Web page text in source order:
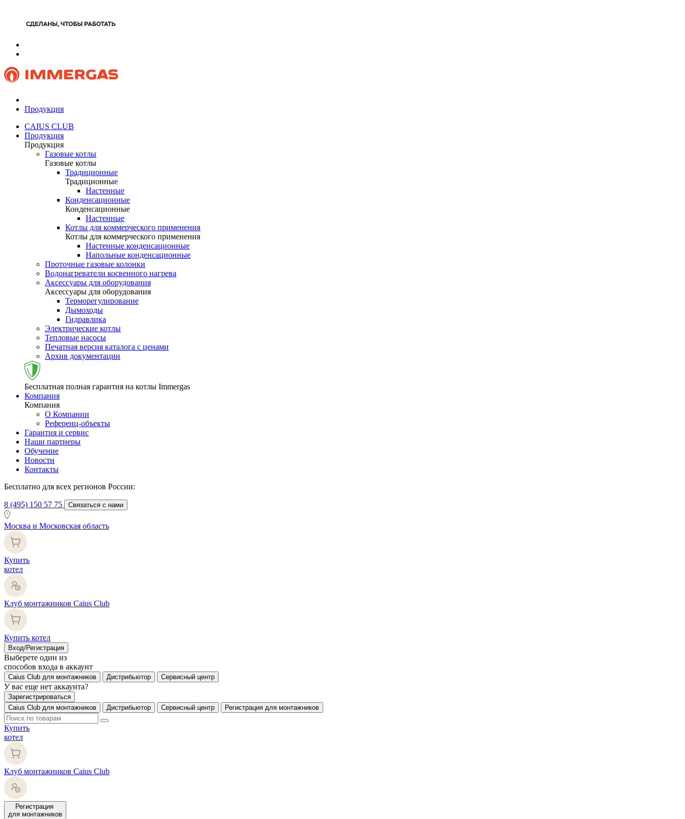
Продукция
CAIUS CLUB
Продукция
Продукция
Газовые котлы
Газовые котлы
Традиционные
Традиционные
Настенные
Конденсационные
Конденсационные
Настенные
Котлы для коммерческого применения
Котлы для коммерческого применения
Настенные конденсационные
Напольные конденсационные
Проточные газовые колонки
Водонагреватели косвенного нагрева
Аксессуары для оборудования
Аксессуары для оборудования
Терморегулирование
Дымоходы
Гидравлика
Электрические котлы
Тепловые насосы
Печатная версия каталога с ценами
Архив документации
Бесплатная полная гарантия на котлы Immergas
Компания
Компания
О Компании
Референц-объекты
Гарантия и сервис
Наши партнеры
Обучение
Новости
Контакты
Бесплатно для всех регионов России:
8 (495) 150 57 75 Связаться с нами
Москва и Московская область
Купить
котел
Клуб монтажников Caius Club
Купить котел
Вход/Регистрация
Выберете один из
способов входа в аккаунт
Caius Club для монтажников Дистрибьютор Сервисный центр
У вас еще нет аккаунта?
Зарегистрироваться
Caius Club для монтажников
Дистрибьютор Сервисный центр Регистрация для монтажников
Купить
котел
Клуб монтажников Caius Club
Регистрация
для монтажников